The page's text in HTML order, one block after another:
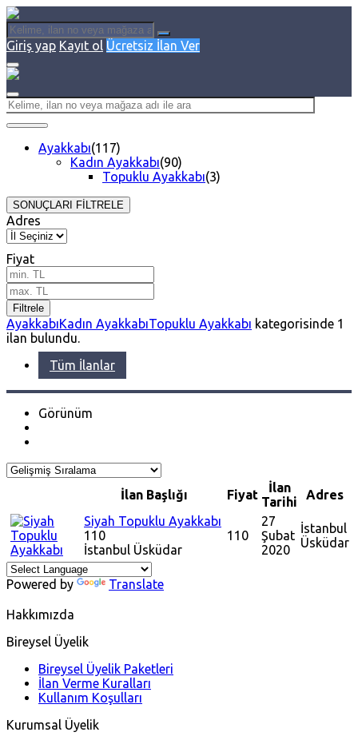
Giriş yap Kayıt ol Ücretsiz İlan Ver
Ayakkabı(117)
Kadın Ayakkabı(90)
Topuklu Ayakkabı(3)
SONUÇLARI FİLTRELE
Adres
Fiyat
Filtrele
AyakkabıKadın AyakkabıTopuklu Ayakkabı kategorisinde 1
ilan bulundu.
Tüm İlanlar
Görünüm
İlan Başlığı Fiyat
İlan
Tarihi
Adres
Siyah Topuklu Ayakkabı
110
İstanbul Üsküdar
110
27
Şubat
2020
İstanbul
Üsküdar
Powered by Translate
Hakkımızda
Bireysel Üyelik
Bireysel Üyelik Paketleri
İlan Verme Kuralları
Kullanım Koşulları
Kurumsal Üyelik